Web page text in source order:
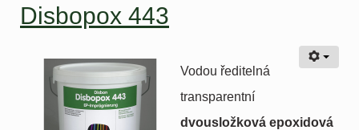
Disbopox 443
Vodou ředitelná
transparentní
dvousložková epoxidová